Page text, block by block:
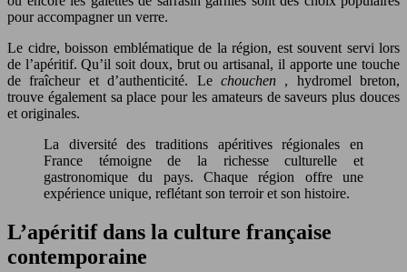
pour accompagner un verre.
Le cidre, boisson emblématique de la région, est souvent servi lors
de l’apéritif. Qu’il soit doux, brut ou artisanal, il apporte une touche
de fraîcheur et d’authenticité. Le chouchen , hydromel breton,
trouve également sa place pour les amateurs de saveurs plus douces
et originales.
La diversité des traditions apéritives régionales en
France témoigne de la richesse culturelle et
gastronomique du pays. Chaque région offre une
expérience unique, reflétant son terroir et son histoire.
L’apéritif dans la culture française
contemporaine